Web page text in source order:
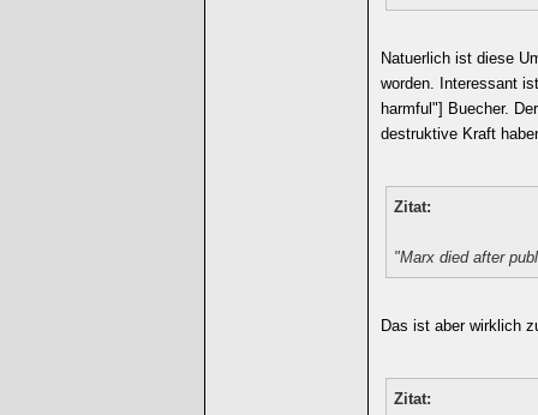
Natuerlich ist diese
worden. Interessant
harmful"] Buecher.
destruktive Kraft
Zitat:
"Marx died after
Das ist aber wirklich
Zitat: